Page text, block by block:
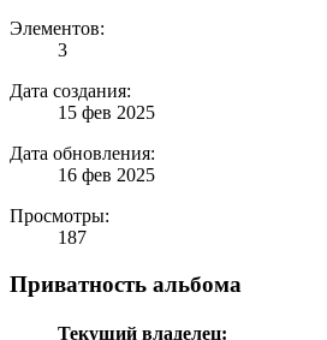
Элементов:
3
Дата создания:
15 фев 2025
Дата обновления:
16 фев 2025
Просмотры:
187
Приватность альбома
Текущий владелец: